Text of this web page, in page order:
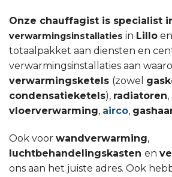
Onze chauffagist is specialist
verwarmingsinstallaties in Lillo
totaalpakket aan diensten en
verwarmingsinstallaties aan
verwarmingsketels (zowel
condensatieketels), radiatoren,
vloerverwarming, airco,
Ook voor wandverwarming,
luchtbehandelingskasten en
ons aan het juiste adres. Ook